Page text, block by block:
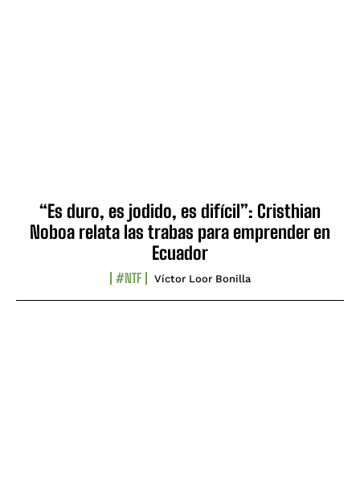
“Es duro, es jodido, es difícil”: Cristhian
Noboa relata las trabas para emprender en
Ecuador
#NTF Víctor Loor Bonilla